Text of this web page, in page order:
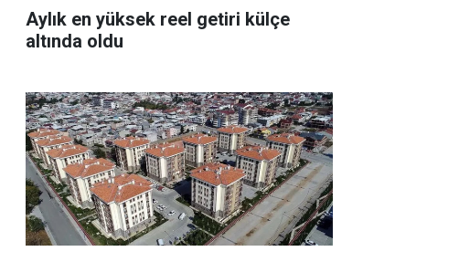
Aylık en yüksek reel getiri külçe
altında oldu